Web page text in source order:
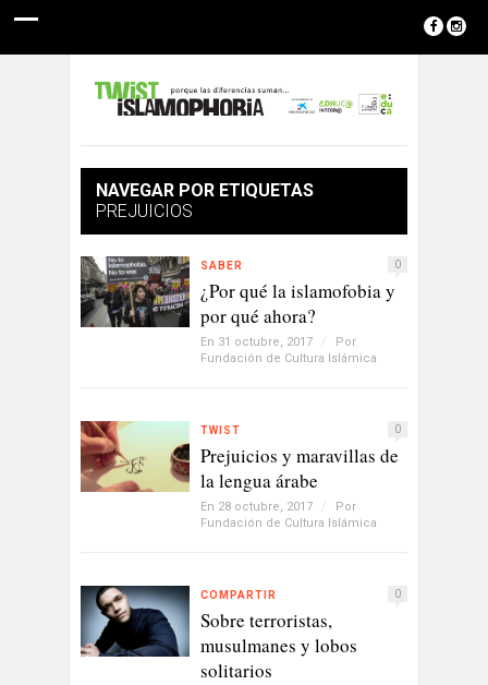
NAVEGAR POR ETIQUETAS
PREJUICIOS
SABER 0
¿Por qué la islamofobia y
por qué ahora?
En 31 octubre, 2017 /
Por
Fundación de Cultura Islámica
TWIST 0
Prejuicios y maravillas de
la lengua árabe
En 28 octubre, 2017 /
Por
Fundación de Cultura Islámica
COMPARTIR 0
Sobre terroristas,
musulmanes y lobos
solitarios